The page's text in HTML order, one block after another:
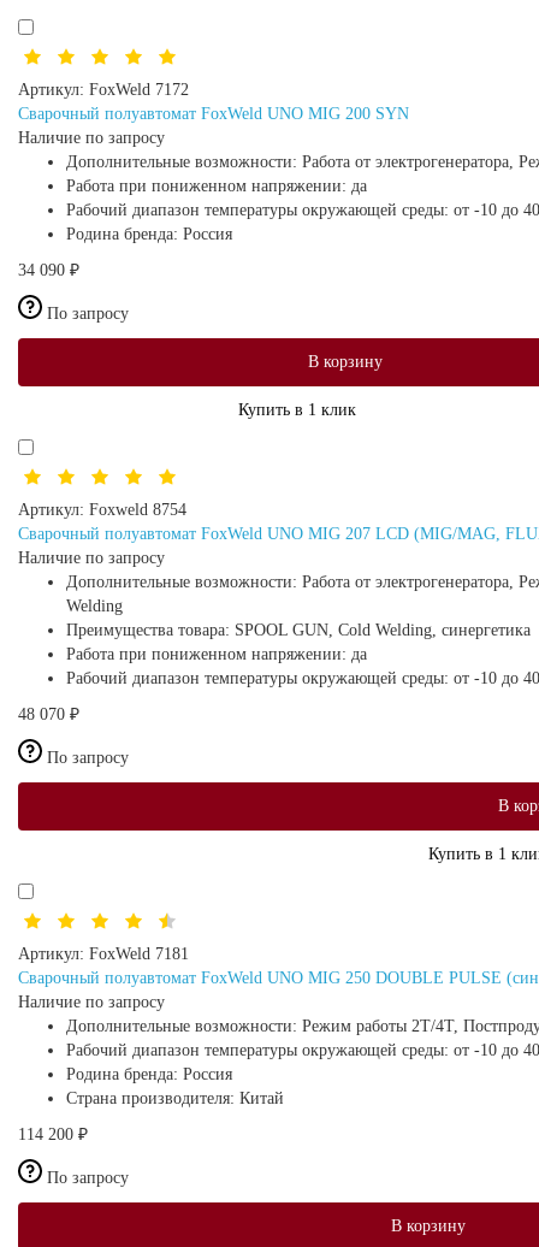
Артикул: FoxWeld 7172
Сварочный полуавтомат FoxWeld UNO MIG 200 SYN
Наличие по запросу
Дополнительные возможности: Работа от электрогенератора,
Работа при пониженном напряжении: да
Рабочий диапазон температуры окружающей среды: от -10 до
Родина бренда: Россия
34 090 ₽
По запросу
В корзину
Купить в 1 клик
Артикул: Foxweld 8754
Сварочный полуавтомат FoxWeld UNO MIG 207 LCD (MIG/MAG,
Наличие по запросу
Дополнительные возможности: Работа от
Welding
Преимущества товара: SPOOL GUN, Cold Welding, синергетика
Работа при пониженном напряжении: да
Рабочий диапазон температуры окружающей среды: от -10 до
48 070 ₽
По запросу
В
Купить в 1
Артикул: FoxWeld 7181
Сварочный полуавтомат FoxWeld UNO MIG 250 DOUBLE PULSE
Наличие по запросу
Дополнительные возможности: Режим работы 2Т/4Т,
Рабочий диапазон температуры окружающей среды: от -10 до
Родина бренда: Россия
Страна производителя: Китай
114 200 ₽
По запросу
В корзину